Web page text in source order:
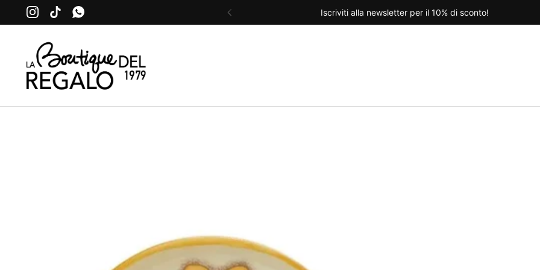
Passa ai contenuti
Instagram
TikTokWhatsApp Precedente
Iscriviti alla newsletter per il 10% di sconto!